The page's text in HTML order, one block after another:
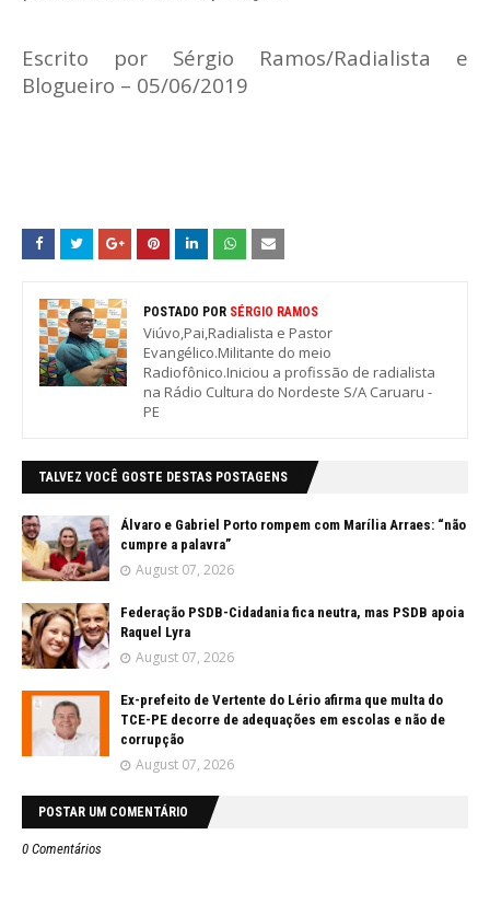
Escrito por Sérgio Ramos/Radialista e
Blogueiro – 05/06/2019
POSTADO POR SÉRGIO RAMOS
Viúvo,Pai,Radialista e Pastor
Evangélico.Militante do meio
Radiofônico.Iniciou a profissão de radialista
na Rádio Cultura do Nordeste S/A Caruaru -
PE
TALVEZ VOCÊ GOSTE DESTAS POSTAGENS
Álvaro e Gabriel Porto rompem com Marília Arraes: “não
cumpre a palavra”
August 07, 2026
Federação PSDB-Cidadania fica neutra, mas PSDB apoia
Raquel Lyra
August 07, 2026
Ex-prefeito de Vertente do Lério afirma que multa do
TCE-PE decorre de adequações em escolas e não de
corrupção
August 07, 2026
POSTAR UM COMENTÁRIO
0 Comentários